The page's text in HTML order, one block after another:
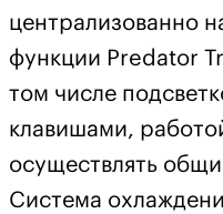
централизованно
функции Predator
том числе
клавишами,
осуществлять
Система